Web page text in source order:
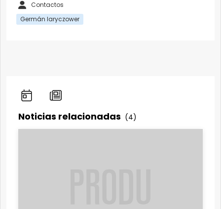
Contactos
Germán Iaryczower
Noticias relacionadas (4)